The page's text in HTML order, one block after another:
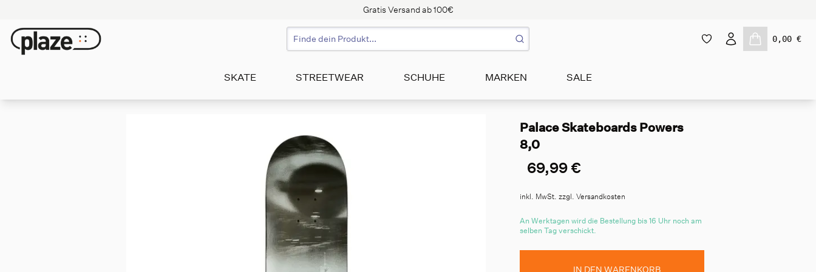
Gratis Versand ab 100€
0,00 €
SKATE STREETWEAR SCHUHE MARKEN SALE
Palace Skateboards Powers
8,0
69,99 €
inkl. MwSt. zzgl. Versandkosten
An Werktagen wird die Bestellung bis 16 Uhr noch am
selben Tag verschickt.
IN DEN WARENKORB